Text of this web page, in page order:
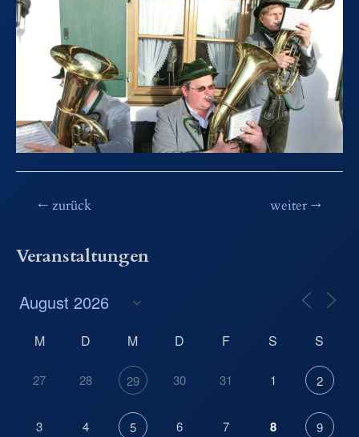
Beitragsnavigation
←zurück weiter→
Veranstaltungen
M D M D F S S
27 28 29 30 31 1 2
3 4 5 6 7 8 9